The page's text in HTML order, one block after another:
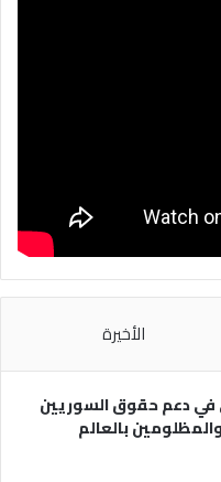
الأخيرة
دعم حقوق السوريين
بالعالم